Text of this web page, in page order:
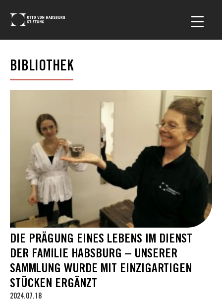
BIBLIOTHEK
DIE PRÄGUNG EINES LEBENS IM DIENST
DER FAMILIE HABSBURG – UNSERER
SAMMLUNG WURDE MIT EINZIGARTIGEN
STÜCKEN ERGÄNZT
2024.07.18